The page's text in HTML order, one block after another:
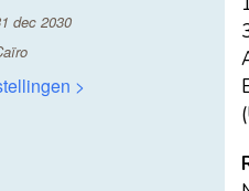
dec 2030
>